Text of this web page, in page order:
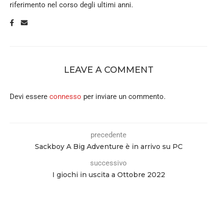
riferimento nel corso degli ultimi anni.
LEAVE A COMMENT
Devi essere connesso per inviare un commento.
precedente
Sackboy A Big Adventure è in arrivo su PC
successivo
I giochi in uscita a Ottobre 2022